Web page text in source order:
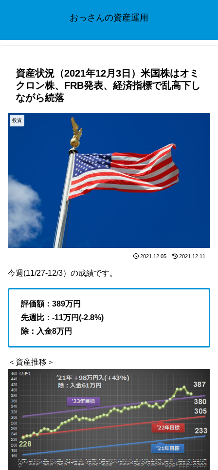
おっさんの資産運用
資産状況（2021年12月3日）米国株はオミ
クロン株、FRB発表、経済指標で乱高下し
ながら続落
投資
2021.12.05 2021.12.11
今週(11/27-12/3）の成績です。
評価額：389万円
先週比：-11万円(-2.8%)
除：入金8万円
＜資産推移＞